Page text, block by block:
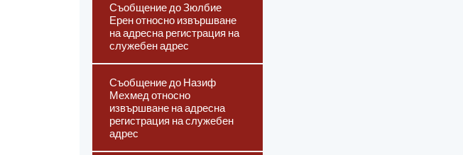
Съобщение до Зюлбие
Ерен относно извършване
на адресна регистрация на
служебен адрес
Съобщение до Назиф
Мехмед относно
извършване на адресна
регистрация на служебен
адрес